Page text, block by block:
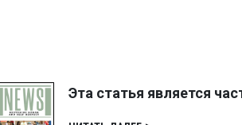
Эта статья является